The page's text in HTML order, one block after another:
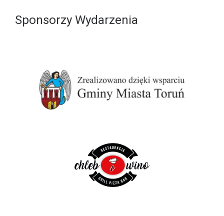
Sponsorzy Wydarzenia